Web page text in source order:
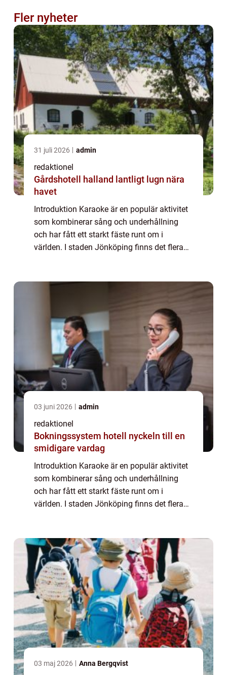
Fler nyheter
31 juli 2026 admin
redaktionel
Gårdshotell halland lantligt lugn nära
havet
Introduktion Karaoke är en populär aktivitet
som kombinerar sång och underhållning
och har fått ett starkt fäste runt om i
världen. I staden Jönköping finns det flera
sångtalan...
03 juni 2026 admin
redaktionel
Bokningssystem hotell nyckeln till en
smidigare vardag
Introduktion Karaoke är en populär aktivitet
som kombinerar sång och underhållning
och har fått ett starkt fäste runt om i
världen. I staden Jönköping finns det flera
sångtalan...
03 maj 2026 Anna Bergqvist